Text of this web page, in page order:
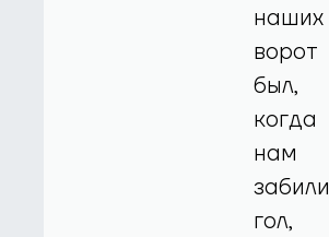
наших
ворот
был,
когда
нам
забили
гол,